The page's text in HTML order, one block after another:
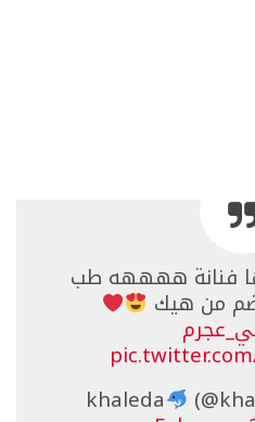
فنانة ههههه طب
من هيك